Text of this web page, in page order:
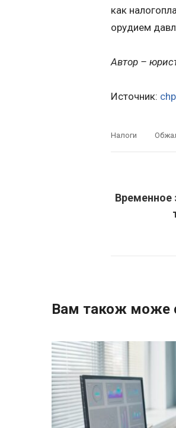
как
орудием
Автор –
Источник:
Налоги
Временное
Вам також може